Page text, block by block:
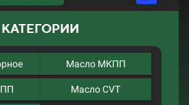
КАТЕГОРИИ
Масло МКПП
Масло CVT